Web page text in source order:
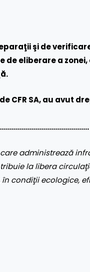
şi de
eliberare a
CFR SA, au avut
administrează
la libera
condiţii ecologice,